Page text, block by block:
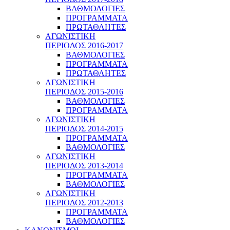
ΒΑΘΜΟΛΟΓΙΕΣ
ΠΡΟΓΡΑΜΜΑΤΑ
ΠΡΩΤΑΘΛΗΤΕΣ
ΑΓΩΝΙΣΤΙΚΗ
ΠΕΡΙΟΔΟΣ 2016-2017
ΒΑΘΜΟΛΟΓΙΕΣ
ΠΡΟΓΡΑΜΜΑΤΑ
ΠΡΩΤΑΘΛΗΤΕΣ
ΑΓΩΝΙΣΤΙΚΗ
ΠΕΡΙΟΔΟΣ 2015-2016
ΒΑΘΜΟΛΟΓΙΕΣ
ΠΡΟΓΡΑΜΜΑΤΑ
ΑΓΩΝΙΣΤΙΚΗ
ΠΕΡΙΟΔΟΣ 2014-2015
ΠΡΟΓΡΑΜΜΑΤΑ
ΒΑΘΜΟΛΟΓΙΕΣ
ΑΓΩΝΙΣΤΙΚΗ
ΠΕΡΙΟΔΟΣ 2013-2014
ΠΡΟΓΡΑΜΜΑΤΑ
ΒΑΘΜΟΛΟΓΙΕΣ
ΑΓΩΝΙΣΤΙΚΗ
ΠΕΡΙΟΔΟΣ 2012-2013
ΠΡΟΓΡΑΜΜΑΤΑ
ΒΑΘΜΟΛΟΓΙΕΣ